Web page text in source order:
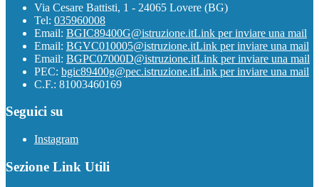
Via Cesare Battisti, 1 - 24065 Lovere (BG)
Tel: 035960008
Email: BGIC89400G@istruzione.itLink per inviare una mail
Email: BGVC010005@istruzione.itLink per inviare una mail
Email: BGPC07000D@istruzione.itLink per inviare una mail
PEC: bgic89400g@pec.istruzione.itLink per inviare una mail
C.F.: 81003460169
Seguici su
Instagram
Sezione Link Utili